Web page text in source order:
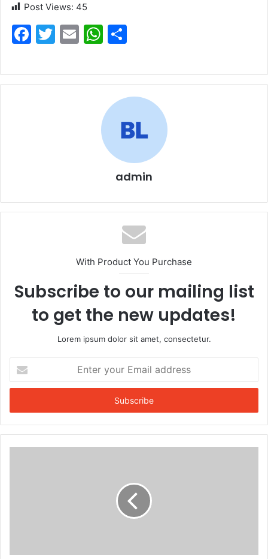
Post Views: 45
F
c
e
T
itt
er
E
ai
l
W
at
s
A
p
ar
e
admin
With Product You Purchase
Subscribe to our mailing list
to get the new updates!
Lorem ipsum dolor sit amet, consectetur.
your
Email